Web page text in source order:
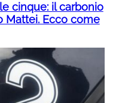
cinque: il carbonio
Mattei. Ecco come